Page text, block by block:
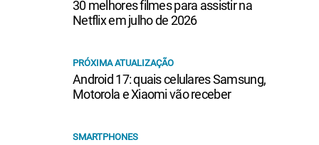
30 melhores filmes para assistir na
Netflix em julho de 2026
PRÓXIMA ATUALIZAÇÃO
Android 17: quais celulares Samsung,
Motorola e Xiaomi vão receber
SMARTPHONES